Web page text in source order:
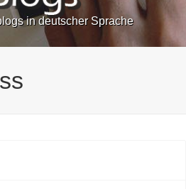
in deutscher Sprache